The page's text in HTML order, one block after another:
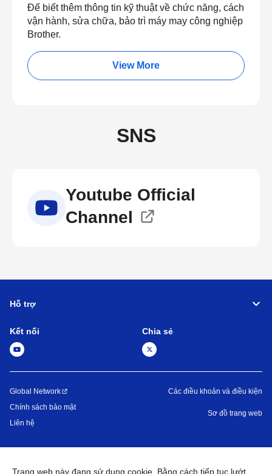
Để biết thêm thông tin kỹ thuật về chức năng, cách
vận hành, sửa chữa, bảo trì máy may công nghiệp
Brother.
View More
SNS
Youtube Official
Channel
Hỗ trợ
Kết nối Chia sẻ
Global Network
Chính sách bảo mật
Liên hệ
Các điều khoản và điều kiện
Sơ đồ trang web
Trang web này đang sử dụng cookie. Bằng cách tiếp tục lướt